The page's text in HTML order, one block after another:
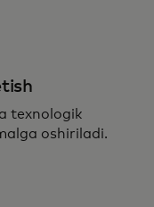
texnologik
oshiriladi.